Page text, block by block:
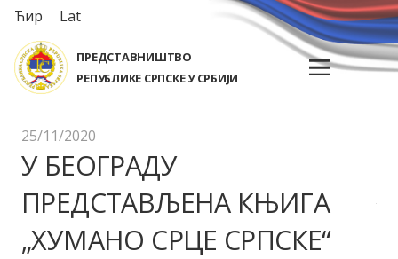
Ћир Lat
ПРЕДСТАВНИШТВО
РЕПУБЛИКЕ СРПСКЕ У СРБИЈИ
25/11/2020
У БЕОГРАДУ
ПРЕДСТАВЉЕНА КЊИГА
„ХУМАНО СРЦЕ СРПСКЕ“